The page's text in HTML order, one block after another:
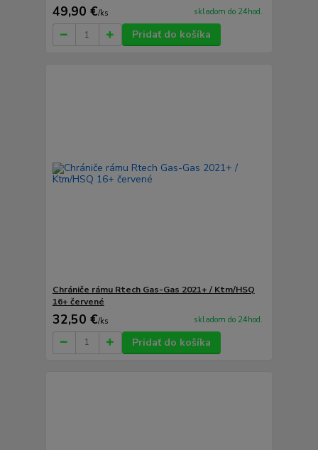
49,90 €/ks skladom do 24hod.
Pridať do košíka
Chrániče rámu Rtech Gas-Gas 2021+ / Ktm/HSQ
16+ červené
32,50 €/ks skladom do 24hod.
Pridať do košíka